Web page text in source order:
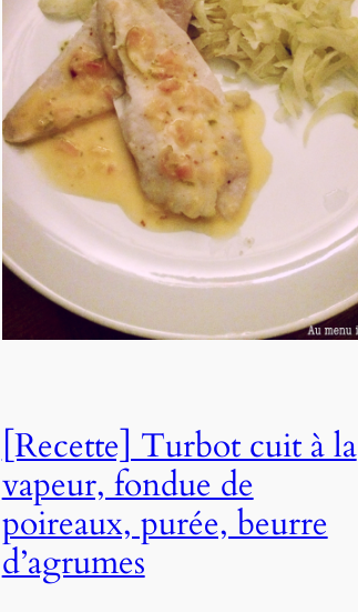
[Recette] Turbot cuit à la
vapeur, fondue de
poireaux, purée, beurre
d’agrumes